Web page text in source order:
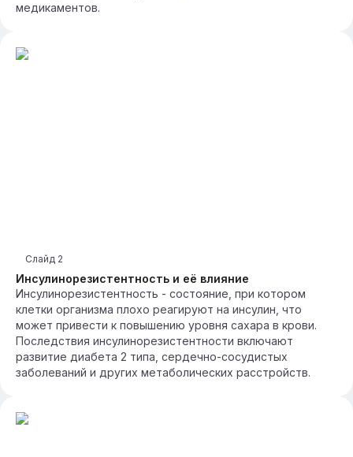
медикаментов.
Инсулинорезистентность и её влияние
Слайд 2
Инсулинорезистентность - состояние, при котором
клетки организма плохо реагируют на инсулин, что
может привести к повышению уровня сахара в крови.
Последствия инсулинорезистентности включают
развитие диабета 2 типа, сердечно-сосудистых
заболеваний и других метаболических расстройств.